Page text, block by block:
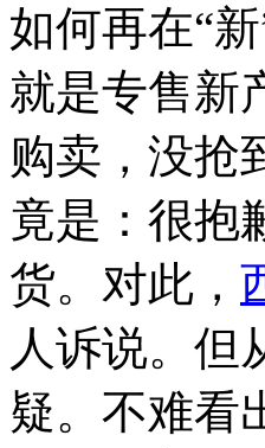
如何再在“
就是专售新
购卖，没抢
竟是：很抱
货。对此，
人诉说。但
疑。不难看